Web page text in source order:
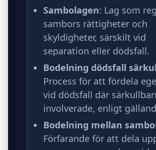
Sambolagen: Lag som
sambors rättigheter och
skyldigheter, särskilt vid
separation eller dödsfall.
Bodelning dödsfall
Process för att fördela
vid dödsfall där
involverade, enligt
Bodelning mellan
Förfarande för att dela